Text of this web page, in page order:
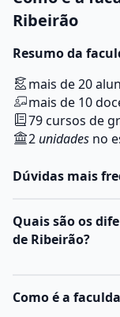
Ribeirão
Resumo da
mais de 20
mais de 10
79 cursos de
2unidades no
Dúvidas mais
Quais são os
de Ribeirão?
Como é a